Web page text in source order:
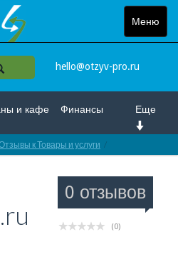
Меню
Toggle
hello@otzyv-pro.ru
Еще
и кафе Финансы
и развлечение
Гос. учреждения
к Товары и услуги
0 отзывов
(0)